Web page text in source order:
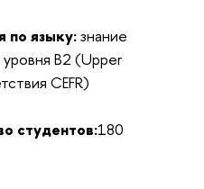
по языку:знание
уровня B2 (Upper
CEFR)
студентов:180